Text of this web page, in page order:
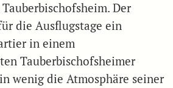
Der
die Ausflugstage ein
in einem
Tauberbischofsheimer
wenig die Atmosphäre seiner